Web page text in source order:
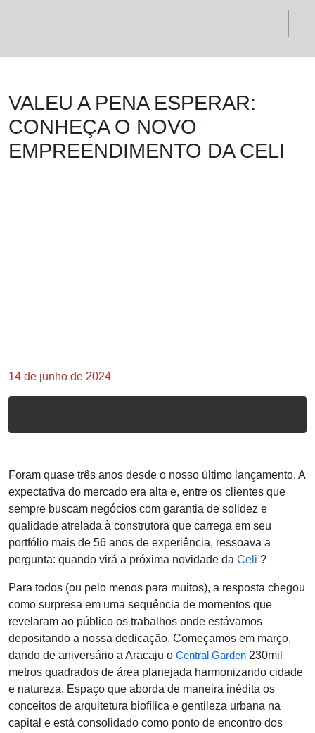
VALEU A PENA ESPERAR:
CONHEÇA O NOVO
EMPREENDIMENTO DA CELI
14 de junho de 2024
Foram quase três anos desde o nosso último lançamento. A
expectativa do mercado era alta e, entre os clientes que
sempre buscam negócios com garantia de solidez e
qualidade atrelada à construtora que carrega em seu
portfólio mais de 56 anos de experiência, ressoava a
pergunta: quando virá a próxima novidade da Celi ?
Para todos (ou pelo menos para muitos), a resposta chegou
como surpresa em uma sequência de momentos que
revelaram ao público os trabalhos onde estávamos
depositando a nossa dedicação. Começamos em março,
dando de aniversário a Aracaju o Central Garden 230mil
metros quadrados de área planejada harmonizando cidade
e natureza. Espaço que aborda de maneira inédita os
conceitos de arquitetura biofílica e gentileza urbana na
capital e está consolidado como ponto de encontro dos